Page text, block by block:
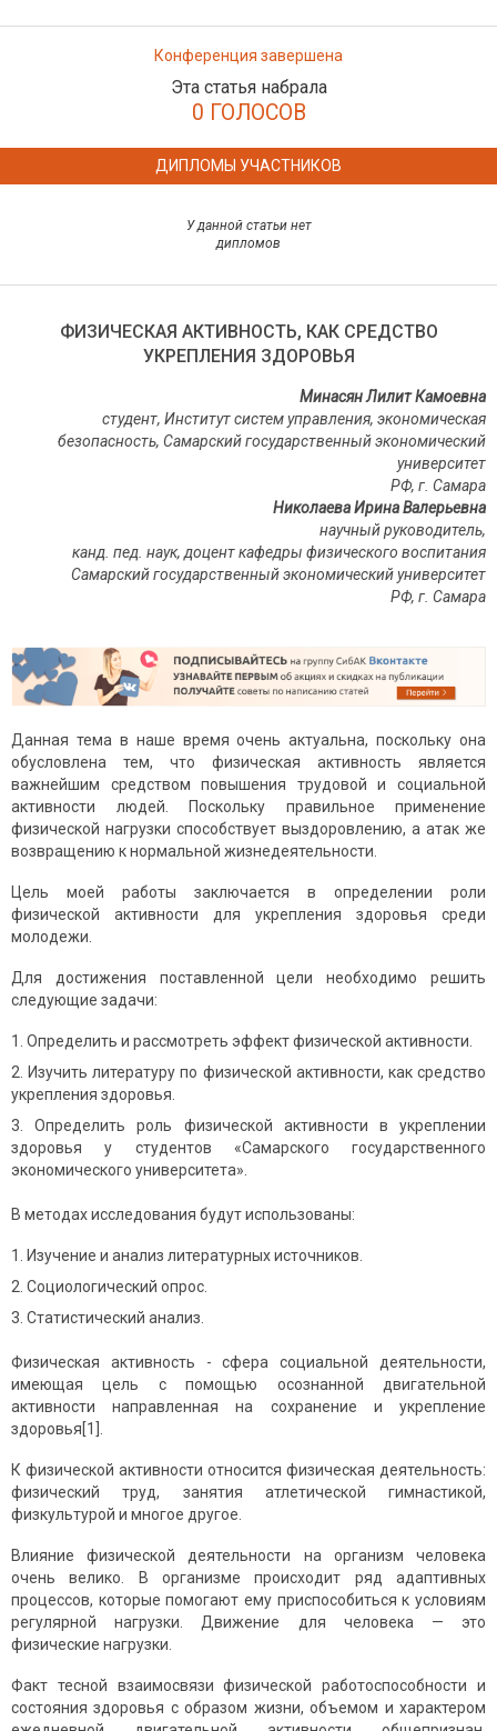
Конференция завершена
Эта статья набрала
0 ГОЛОСОВ
ДИПЛОМЫ УЧАСТНИКОВ
У данной статьи нет
дипломов
ФИЗИЧЕСКАЯ АКТИВНОСТЬ, КАК СРЕДСТВО
УКРЕПЛЕНИЯ ЗДОРОВЬЯ
Минасян Лилит Камоевна
студент, Институт систем управления, экономическая
безопасность, Самарский государственный экономический
университет
РФ, г. Самара
Николаева Ирина Валерьевна
научный руководитель,
канд. пед. наук, доцент кафедры физического воспитания
Самарский государственный экономический университет
РФ, г. Самара
Данная тема в наше время очень актуальна, поскольку она
обусловлена тем, что физическая активность является
важнейшим средством повышения трудовой и социальной
активности людей. Поскольку правильное применение
физической нагрузки способствует выздоровлению, а атак же
возвращению к нормальной жизнедеятельности.
Цель моей работы заключается в определении роли
физической активности для укрепления здоровья среди
молодежи.
Для достижения поставленной цели необходимо решить
следующие задачи:
Определить и рассмотреть эффект физической активности.
Изучить литературу по физической активности, как средство
укрепления здоровья.
Определить роль физической активности в укреплении
здоровья у студентов «Самарского государственного
экономического университета».
В методах исследования будут использованы:
Изучение и анализ литературных источников.
Социологический опрос.
Статистический анализ.
Физическая активность - сфера социальной деятельности,
имеющая цель с помощью осознанной двигательной
активности направленная на сохранение и укрепление
здоровья[1].
К физической активности относится физическая деятельность:
физический труд, занятия атлетической гимнастикой,
физкультурой и многое другое.
Влияние физической деятельности на организм человека
очень велико. В организме происходит ряд адаптивных
процессов, которые помогают ему приспособиться к условиям
регулярной нагрузки. Движение для человека — это
физические нагрузки.
Факт тесной взаимосвязи физической работоспособности и
состояния здоровья с образом жизни, объемом и характером